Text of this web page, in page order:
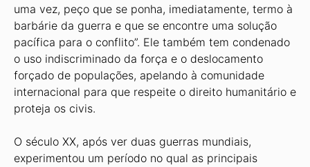
uma vez, peço que se ponha, imediatamente, termo à
barbárie da guerra e que se encontre uma solução
pacífica para o conflito”. Ele também tem condenado
o uso indiscriminado da força e o deslocamento
forçado de populações, apelando à comunidade
internacional para que respeite o direito humanitário e
proteja os civis.
O século XX, após ver duas guerras mundiais,
experimentou um período no qual as principais